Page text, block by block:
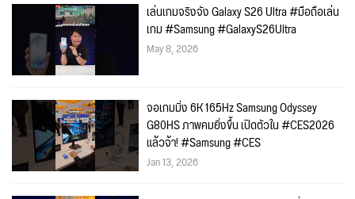
เล่นเกมจริงจัง Galaxy S26 Ultra #มือถือเล่น
เกม #Samsung #GalaxyS26Ultra
May 8, 2026
จอเกมมิ่ง 6K 165Hz Samsung Odyssey
G80HS ภาพคมยิ่งขึ้น เปิดตัวใน #CES2026
แล้วจ้า! #Samsung #CES
Jan 13, 2026